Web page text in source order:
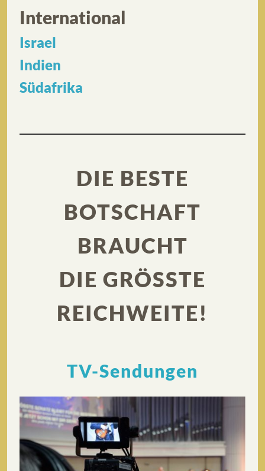
International
Israel
Indien
Südafrika
DIE BESTE
BOTSCHAFT
BRAUCHT
DIE GRÖSSTE
REICHWEITE!
TV-Sendungen